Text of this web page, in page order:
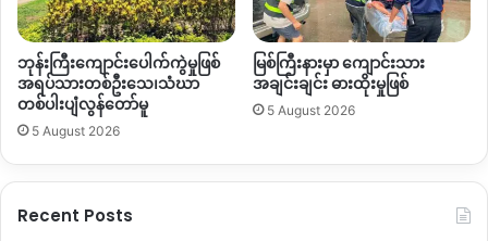
လက်ရှိ နန့်သာဘုန်ကြီးကျောင်းထဲမှာ ဒဏ်ရာရပြည်သူ ၂၀ ကျော်နဲ့
ဒဏ်ရာမရထားတဲ့ပြည်သူ ၁၀ ဦးကျော် စုစုပေါင်းပြည်သူ ၃၀
ပိတ်မိနေဆဲဖြစ်တယ်လို့ သိရပါတယ်။
ဘုန်းကြီးကျောင်းနဲ့နီးတဲ့အိမ်တွေထဲက ပြည်သူတွေကို ညဘက်
ဘုန်းကြီးကျောင်းမှာခေါ်စုပြီးအိပ်ခိုင်းတာ
ဘုန်းကြီးကျောင်းပေါက်ကွဲမှုဖြစ်
အရပ်သားတစ်ဦးသေ၊သံဃာ
တစ်ပါးပျံလွန်တော်မူ
5 August 2026
မြစ်ကြီးနားမှာ ကျောင်းသား
အချင်းချင်း ဓားထိုးမှုဖြစ်
5 August 2026
Recent Posts